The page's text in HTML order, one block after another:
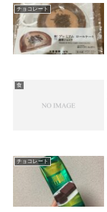
チョコレート
食
チョコレート